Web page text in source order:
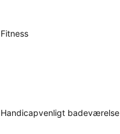
Fitness
Handicapvenligt badeværelse